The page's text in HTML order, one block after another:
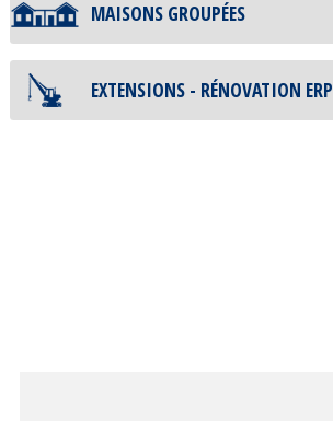
MAISONS GROUPÉES
EXTENSIONS - RÉNOVATION ERP